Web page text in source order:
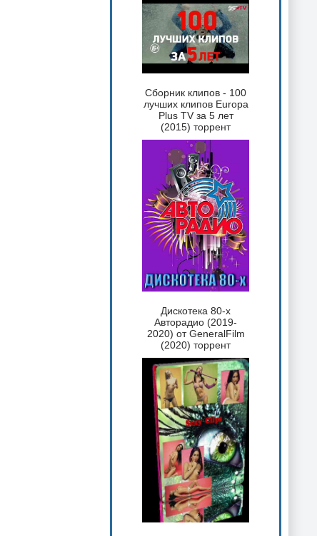
Сборник клипов - 100
лучших клипов Europa
Plus TV за 5 лет
(2015) торрент
Дискотека 80-х
Авторадио (2019-
2020) от GeneralFilm
(2020) торрент